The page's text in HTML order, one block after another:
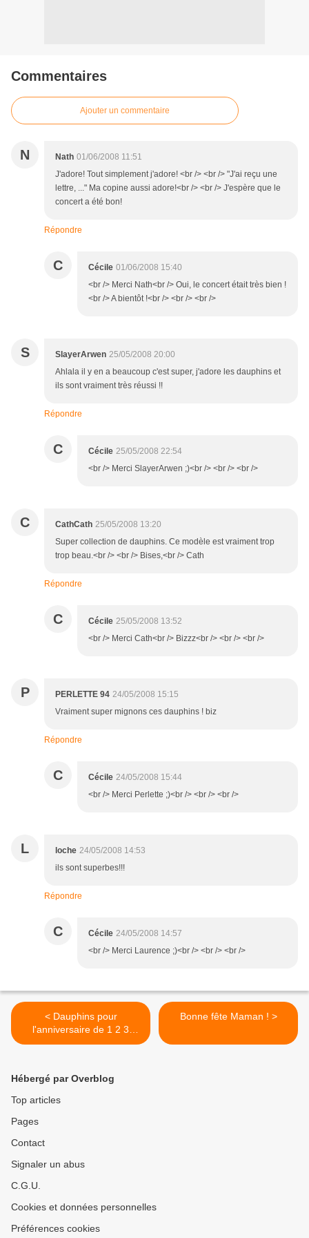
Commentaires
Ajouter un commentaire
N Nath 01/06/2008 11:51
J'adore! Tout simplement j'adore! <br /> <br /> "J'ai reçu une
lettre, ..." Ma copine aussi adore!<br /> <br /> J'espère que le
concert a été bon!
Répondre
C Cécile 01/06/2008 15:40
<br /> Merci Nath<br /> Oui, le concert était très bien !
<br /> A bientôt !<br /> <br /> <br />
S SlayerArwen 25/05/2008 20:00
Ahlala il y en a beaucoup c'est super, j'adore les dauphins et
ils sont vraiment très réussi !!
Répondre
C Cécile 25/05/2008 22:54
<br /> Merci SlayerArwen ;)<br /> <br /> <br />
C CathCath 25/05/2008 13:20
Super collection de dauphins. Ce modèle est vraiment trop
trop beau.<br /> <br /> Bises,<br /> Cath
Répondre
C Cécile 25/05/2008 13:52
<br /> Merci Cath<br /> Bizzz<br /> <br /> <br />
P PERLETTE 94 24/05/2008 15:15
Vraiment super mignons ces dauphins ! biz
Répondre
C Cécile 24/05/2008 15:44
<br /> Merci Perlette ;)<br /> <br /> <br />
L loche 24/05/2008 14:53
ils sont superbes!!!
Répondre
C Cécile 24/05/2008 14:57
<br /> Merci Laurence ;)<br /> <br /> <br />
< Dauphins pour
l'anniversaire de 1 2 3
Perl'amis (2 et 3)
Bonne fête Maman ! >
Hébergé par Overblog
Top articles
Pages
Contact
Signaler un abus
C.G.U.
Cookies et données personnelles
Préférences cookies